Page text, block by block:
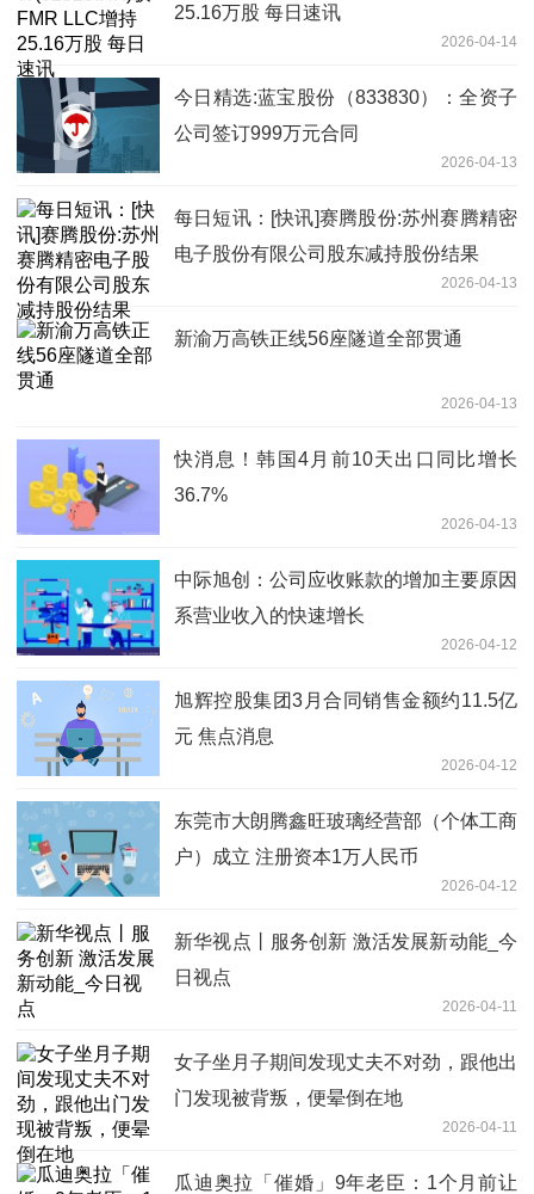
25.16万股 每日速讯
2026-04-14
今日精选:蓝宝股份（833830）：全资子
公司签订999万元合同
2026-04-13
每日短讯：[快讯]赛腾股份:苏州赛腾精密
电子股份有限公司股东减持股份结果
2026-04-13
新渝万高铁正线56座隧道全部贯通
2026-04-13
快消息！韩国4月前10天出口同比增长
36.7%
2026-04-13
中际旭创：公司应收账款的增加主要原因
系营业收入的快速增长
2026-04-12
旭辉控股集团3月合同销售金额约11.5亿
元 焦点消息
2026-04-12
东莞市大朗腾鑫旺玻璃经营部（个体工商
户）成立 注册资本1万人民币
2026-04-12
新华视点丨服务创新 激活发展新动能_今
日视点
2026-04-11
女子坐月子期间发现丈夫不对劲，跟他出
门发现被背叛，便晕倒在地
2026-04-11
瓜迪奥拉「催婚」9年老臣：1个月前让